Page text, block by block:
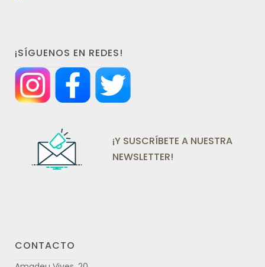
¡SÍGUENOS EN REDES!
¡Y SUSCRÍBETE A NUESTRA
NEWSLETTER!
CONTACTO